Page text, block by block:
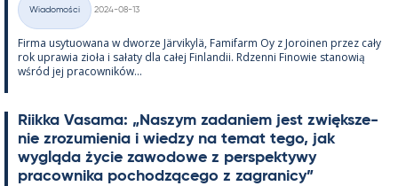
Kategorie
Wiadomości
2024-08-13
Firma usy­tuowana w dworze Jär­vi­kylä, Fa­mi­farm Oy z Jo­roi­nen przez cały
rok uprawia zioła i sałaty dla całej Fin­lan­dii. Rdzenni Fi­nowie sta­nowią
wśród jej pracow­ników...
Riikka Va­sama: „Naszym za­da­niem jest zwiększe­
nie zrozu­mie­nia i wiedzy na te­mat tego, jak
wygląda życie zawo­dowe z pers­pek­tywy
pracow­nika poc­hodzącego z za­gra­nicy”